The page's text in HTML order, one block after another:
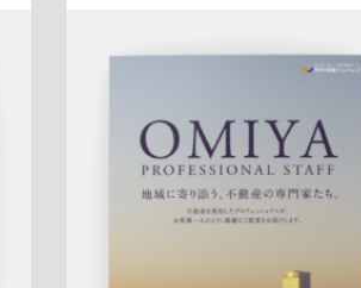
Update: 2026.07.01
折りパンフレットエリア広告スタッ
新作 来店訴求査定 ナチュラル